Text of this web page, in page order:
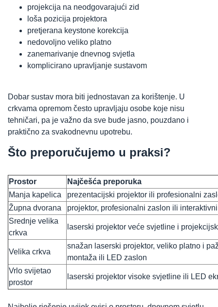
projekcija na neodgovarajući zid
loša pozicija projektora
pretjerana keystone korekcija
nedovoljno veliko platno
zanemarivanje dnevnog svjetla
komplicirano upravljanje sustavom
Dobar sustav mora biti jednostavan za korištenje. U
crkvama opremom često upravljaju osobe koje nisu
tehničari, pa je važno da sve bude jasno, pouzdano i
praktično za svakodnevnu upotrebu.
Što preporučujemo u praksi?
Prostor
Najčešća preporuka
Manja kapelica
prezentacijski projektor ili profesionalni
Župna dvorana
projektor, profesionalni zaslon ili
Srednje velika
crkva
laserski projektor veće svjetline i
Velika crkva
snažan laserski projektor, veliko platno i
montaža ili LED zaslon
Vrlo svijetao
prostor
laserski projektor visoke svjetline ili LED